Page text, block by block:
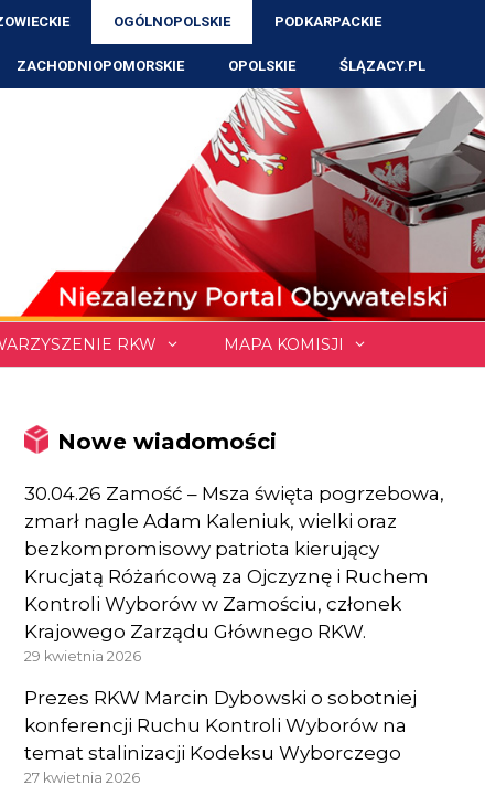
OGÓLNOPOLSKIE PODKARPACKIE
ZACHODNIOPOMORSKIE OPOLSKIE ŚLĄZACY.PL
RKW MAPA KOMISJI
Nowe wiadomości
30.04.26 Zamość – Msza święta pogrzebowa,
zmarł nagle Adam Kaleniuk, wielki oraz
bezkompromisowy patriota kierujący
Krucjatą Różańcową za Ojczyznę i Ruchem
Kontroli Wyborów w Zamościu, członek
Krajowego Zarządu Głównego RKW.
29 kwietnia 2026
Prezes RKW Marcin Dybowski o sobotniej
konferencji Ruchu Kontroli Wyborów na
temat stalinizacji Kodeksu Wyborczego
27 kwietnia 2026